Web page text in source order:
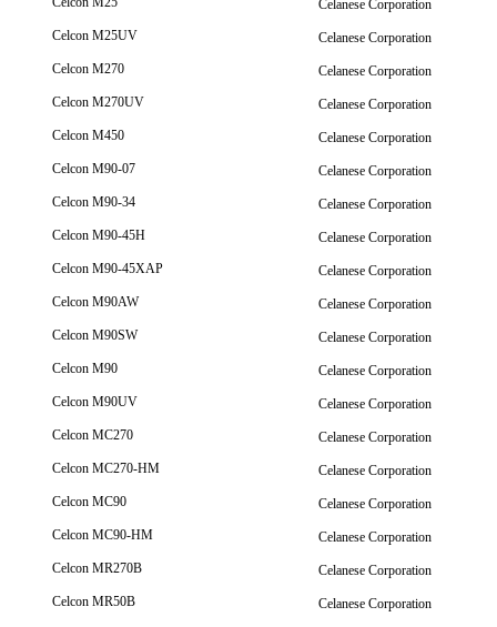
Celanese Corporation
Celcon M25UV
Celanese Corporation
Celcon M270
Celanese Corporation
Celcon M270UV
Celanese Corporation
Celcon M450
Celanese Corporation
Celcon M90-07
Celanese Corporation
Celcon M90-34
Celanese Corporation
Celcon M90-45H
Celanese Corporation
Celcon M90-45XAP
Celanese Corporation
Celcon M90AW
Celanese Corporation
Celcon M90SW
Celanese Corporation
Celcon M90
Celanese Corporation
Celcon M90UV
Celanese Corporation
Celcon MC270
Celanese Corporation
Celcon MC270-HM
Celanese Corporation
Celcon MC90
Celanese Corporation
Celcon MC90-HM
Celanese Corporation
Celcon MR270B
Celanese Corporation
Celcon MR50B
Celanese Corporation